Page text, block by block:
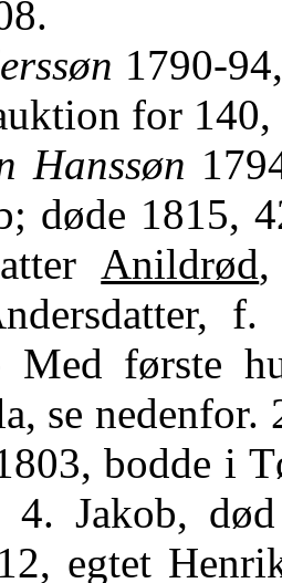
1790-
for
Hanssøn
døde 1815,
Anildrød
første
se
bodde i
4. Jakob,
egtet